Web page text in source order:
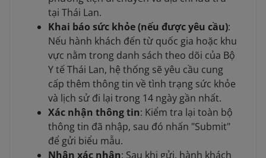
tại Thái Lan.
Khai báo sức khỏe (nếu được yêu cầu):
Nếu hành khách đến từ quốc gia hoặc khu
vực nằm trong danh sách theo dõi của Bộ
Y tế Thái Lan, hệ thống sẽ yêu cầu cung
cấp thêm thông tin về tình trạng sức khỏe
và lịch sử đi lại trong 14 ngày gần nhất.
Xác nhận thông tin: Kiểm tra lại toàn bộ
thông tin đã nhập, sau đó nhấn "Submit"
để gửi biểu mẫu.
Nhận xác nhận: Sau khi gửi, hành khách